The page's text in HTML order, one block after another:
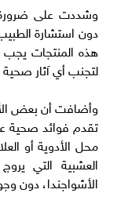
وشددت على ضرورة
دون استشارة
هذه المنتجات
لتجنب أي آثار صحية
وأضافت أن بعض
تقدم فوائد صحية
محل الأدوية أو
العشبية التي
الأشواجندا، دون